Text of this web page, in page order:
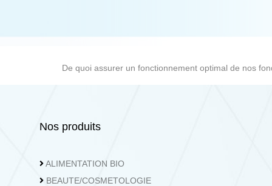
De quoi assurer un fonctionnement optimal de nos
Nos produits
ALIMENTATION BIO
BEAUTE/COSMETOLOGIE